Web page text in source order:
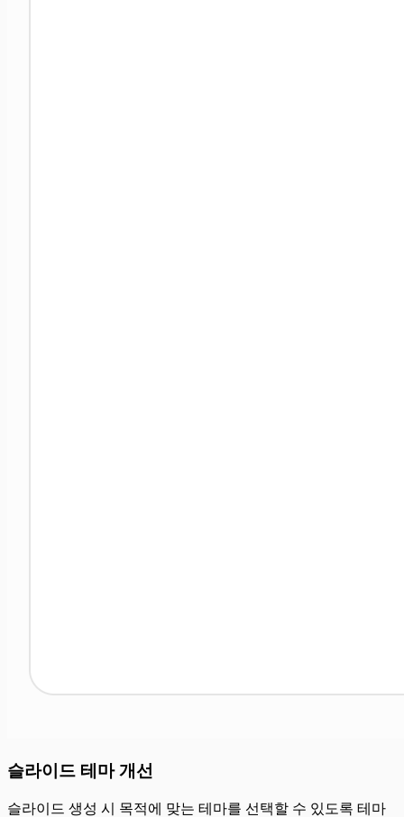
슬라이드 테마 개선
슬라이드 생성 시 목적에 맞는 테마를 선택할 수 있도록 테마